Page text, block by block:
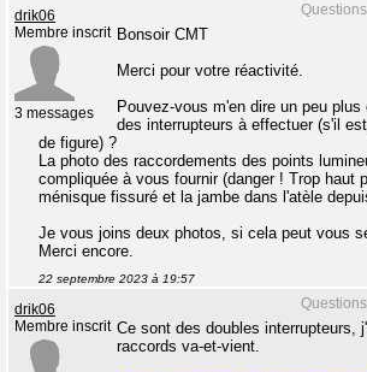
drik06
Membre inscrit
3 messages
Bonsoir CMT
Merci pour votre réactivité.
Pouvez-vous m'en dire un peu
des interrupteurs à effectuer (s'il
de figure) ?
La photo des raccordements des points
compliquée à vous fournir (danger ! Trop haut
ménisque fissuré et la jambe dans l'atèle
Je vous joins deux photos, si cela peut vous
Merci encore.
22 septembre 2023 à 19:57
drik06
Membre inscrit Ce sont des doubles interrupteurs,
raccords va-et-vient.